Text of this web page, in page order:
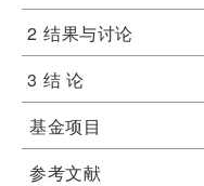
2 结果与讨论
3 结 论
基金项目
参考文献